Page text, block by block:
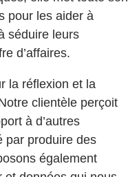
pour les aider à
séduire leurs
d’affaires.
la réflexion et la
clientèle perçoit
à d’autres
par produire des
également